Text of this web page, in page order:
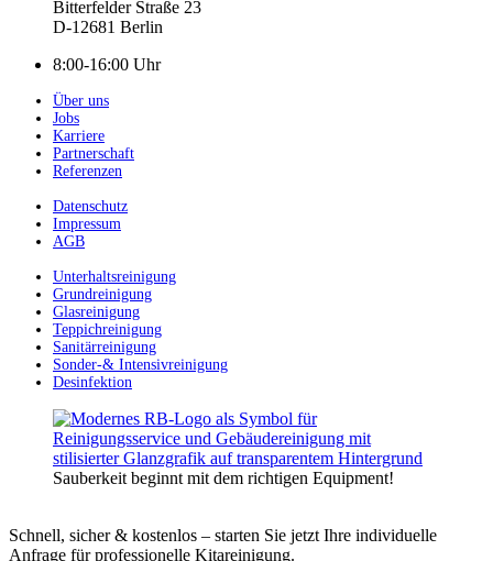
Bitterfelder Straße 23
D-12681 Berlin
8:00-16:00 Uhr
Über uns
Jobs
Karriere
Partnerschaft
Referenzen
Datenschutz
Impressum
AGB
Unterhaltsreinigung
Grundreinigung
Glasreinigung
Teppichreinigung
Sanitärreinigung
Sonder-& Intensivreinigung
Desinfektion
Sauberkeit beginnt mit dem richtigen Equipment!
Schnell, sicher & kostenlos – starten Sie jetzt Ihre individuelle
Anfrage für professionelle Kitareinigung.